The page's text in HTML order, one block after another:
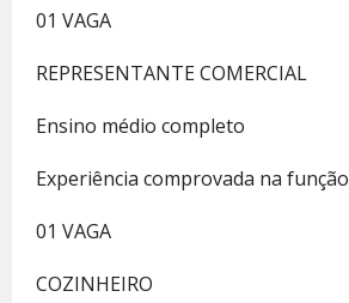
01 VAGA
REPRESENTANTE COMERCIAL
Ensino médio completo
Experiência comprovada na função
01 VAGA
COZINHEIRO